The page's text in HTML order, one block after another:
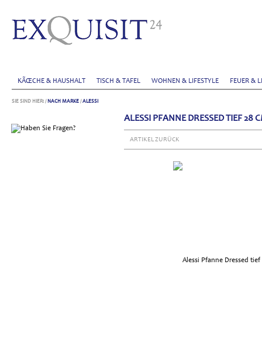
KÃŒCHE & HAUSHALT TISCH & TAFEL WOHNEN & LIFESTYLE FEUER &
SIE SIND HIER: / NACH MARKE /ALESSI
ALESSI PFANNE DRESSED TIEF 28
ARTIKEL ZURÜCK